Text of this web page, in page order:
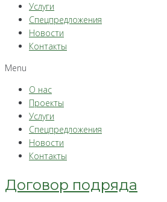
Услуги
Спецпредложения
Новости
Контакты
Menu
О нас
Проекты
Услуги
Спецпредложения
Новости
Контакты
Договор подряда